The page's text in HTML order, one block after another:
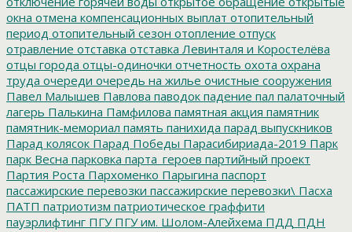
окна отмена компенсационных выплат отопительный
период отопительный сезон отопление отпуск
отравление отставка отставка Левинталя и Коростелёва
отцы города отцы-одиночки отчетность охота охрана
труда очереди очередь на жилье очистные сооружения
Павел Малышев Павлова паводок падение пал палаточный
лагерь Палькина Памфилова памятная акция памятник
памятник-мемориал память панихида парад выпускников
Парад колясок Парад Победы Парасибириада-2019 Парк
парк Весна парковка парта_героев партийный проект
Партия Роста Пархоменко Парыгина паспорт
пассажирские перевозки пассажирские перевозки\ Пасха
ПАТП патриотизм патриотическое граффити
пауэрлифтинг ПГУПГУ им. Шолом-Алейхема ПДД ПДН